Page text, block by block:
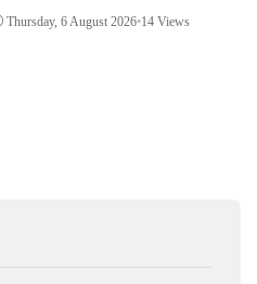
Thursday, 6 August 2026•14 Views